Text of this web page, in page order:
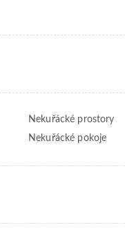
Nekuřácké prostory
Nekuřácké pokoje